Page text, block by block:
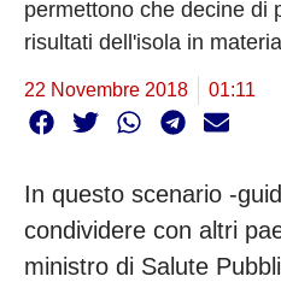
permettono che decine di
risultati dell'isola in
22 Novembre 2018 01:11
In questo scenario -
condividere con altri
ministro di Salute